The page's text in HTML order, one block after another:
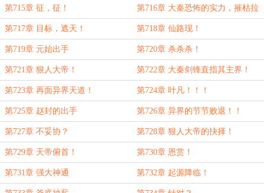
第715章 征，征！ 第716章 大秦恐怖的实力，摧枯拉
朽！
第717章 目标，遮天！ 第718章 仙路现！
第719章 元始出手 第720章 杀杀杀！
第721章 狠人大帝！ 第722章 大秦剑锋直指其主界！
第723章 再面异界天道！ 第724章 叶凡！！！
第725章 赵封的出手 第726章 异界的节节败退！！
第727章 不妥协？ 第728章 狠人大帝的抉择！
第729章 天帝俯首！ 第730章 恩赏！
第731章 强大神通 第732章 起源降临！